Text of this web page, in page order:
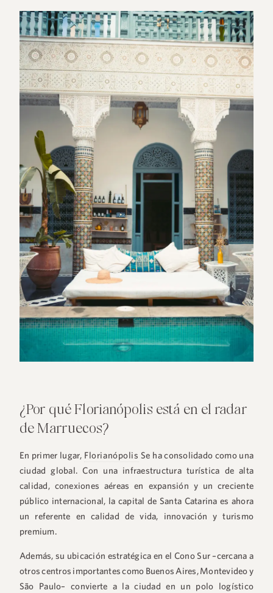
¿Por qué Florianópolis está en el radar
de Marruecos?
En primer lugar, Florianópolis Se ha consolidado como una
ciudad global. Con una infraestructura turística de alta
calidad, conexiones aéreas en expansión y un creciente
público internacional, la capital de Santa Catarina es ahora
un referente en calidad de vida, innovación y turismo
premium.
Además, su ubicación estratégica en el Cono Sur –cercana a
otros centros importantes como Buenos Aires, Montevideo y
São Paulo– convierte a la ciudad en un polo logístico